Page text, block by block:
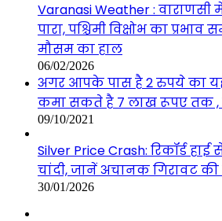
Varanasi Weather : वाराणसी
पारा, पश्चिमी विक्षोभ का
मौसम का हाल
06/02/2026
अगर आपके पास है 2 रुपये का
कमा सकते है 7 लाख रूपए तक
09/10/2021
Silver Price Crash: रिकॉर्ड
चांदी, जानें अचानक गिरावट
30/01/2026